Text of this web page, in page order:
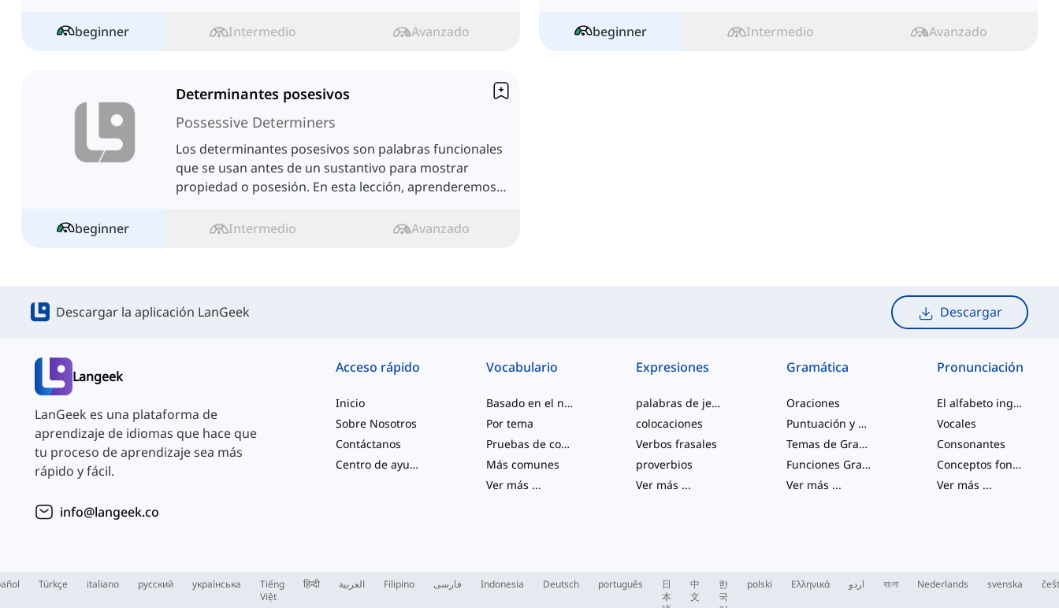
beginner
Intermedio Avanzado beginner Intermedio Avanzado
Determinantes posesivos
Possessive Determiners
Los determinantes posesivos son palabras funcionales
que se usan antes de un sustantivo para mostrar
propiedad o posesión. En esta lección, aprenderemos
beginner
Intermedio Avanzado
Descargar la aplicación LanGeek Descargar
Langeek
LanGeek es una plataforma de
aprendizaje de idiomas que hace que
tu proceso de aprendizaje sea más
rápido y fácil.
info@langeek.co
Acceso rápido
Inicio
Sobre Nosotros
Contáctanos
Centro de ayuda
Vocabulario
Basado en el nivel
Por tema
Pruebas de competencia
Más comunes
Ver más ...
Expresiones
palabras de jerga
colocaciones
Verbos frasales
proverbios
Ver más ...
Gramática
Oraciones
Puntuación y Ortografía
Temas de Gramática Varios
Funciones Gramaticales
Ver más ...
Pronunciación
El alfabeto inglés
Vocales
Consonantes
Conceptos fonológicos
Ver más ...
Türkçe italiano русский українська
Tiếng
Việt
हिन्दी العربية Filipino فارسی Indonesia Deutsch português
日
本
中
文
한
국
polski Ελληνικά اردو বাংলা Nederlands svenska